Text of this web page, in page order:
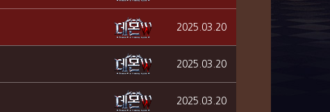
2025.03.20
2025.03.20
2025.03.20